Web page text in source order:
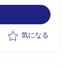
気になる